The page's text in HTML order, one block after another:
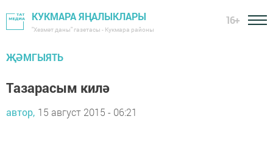
КУКМАРА ЯҢАЛЫКЛАРЫ
"Хезмәт даны" газетасы - Кукмара районы
16+
ҖӘМГЫЯТЬ
Тазарасым килә
автор, 15 август 2015 - 06:21